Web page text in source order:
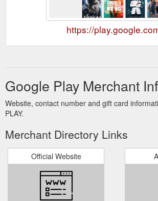
https://
Google Play Merchant
Website, contact number and gift card
PLAY.
Merchant Directory Links
Official Website